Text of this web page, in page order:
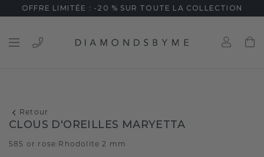
OFFRE LIMITÉE : -20 % SUR TOUTE LA COLLECTION
Retour
CLOUS D'OREILLES MARYETTA
585 or rose Rhodolite 2 mm